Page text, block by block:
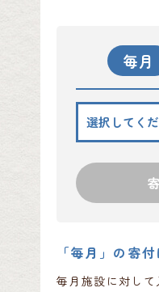
毎月
「毎月」の寄
毎月施設に対して